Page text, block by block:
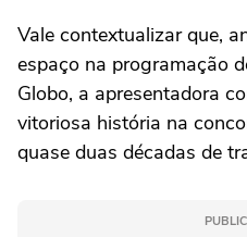
Vale contextualizar que,
espaço na programação
Globo, a apresentadora
vitoriosa história na
quase duas décadas de